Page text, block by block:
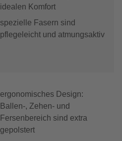
idealen Komfort
spezielle Fasern sind
pflegeleicht und atmungsaktiv
ergonomisches Design:
Ballen-, Zehen- und
Fersenbereich sind extra
gepolstert